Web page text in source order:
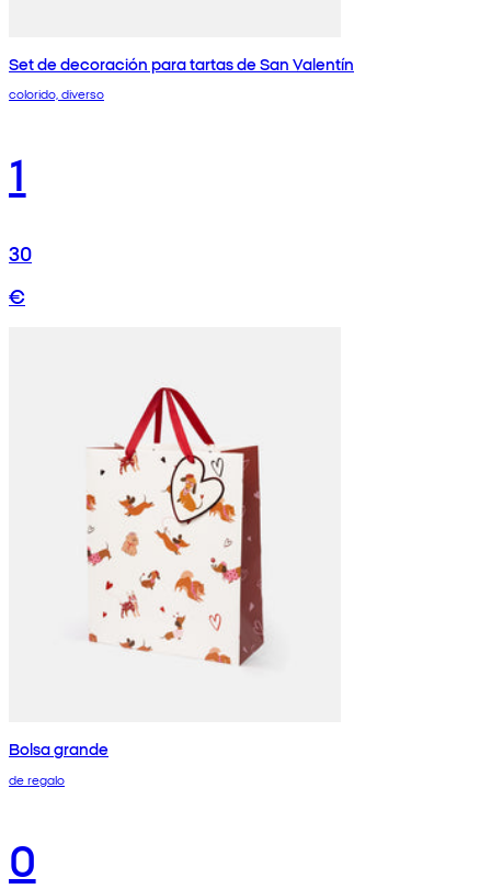
Set de decoración para tartas de San Valentín
colorido, diverso
1
30
€
Bolsa grande
de regalo
0